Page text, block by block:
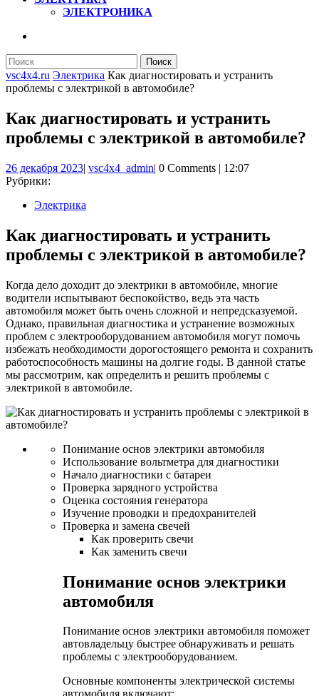
ЭЛЕКТРОНИКА
КНОПКА
Найти:
vsc4x4.ru Электрика Как диагностировать и устранить
проблемы с электрикой в автомобиле?
Как диагностировать и устранить
проблемы с электрикой в автомобиле?
26 декабря 202326
| vsc4x4_adminvsc4x4_admin
| 0 Comments | 12:07
Рубрики:
Электрика
Как диагностировать и устранить
проблемы с электрикой в автомобиле?
Когда дело доходит до электрики в автомобиле, многие
водители испытывают беспокойство, ведь эта часть
автомобиля может быть очень сложной и непредсказуемой.
Однако, правильная диагностика и устранение возможных
проблем с электрооборудованием автомобиля могут помочь
избежать необходимости дорогостоящего ремонта и сохранить
работоспособность машины на долгие годы. В данной статье
мы рассмотрим, как определить и решить проблемы с
электрикой в автомобиле.
Понимание основ электрики автомобиля
Использование вольтметра для диагностики
Начало диагностики с батареи
Проверка зарядного устройства
Оценка состояния генератора
Изучение проводки и предохранителей
Проверка и замена свечей
Как проверить свечи
Как заменить свечи
Понимание основ электрики
автомобиля
Понимание основ электрики автомобиля поможет
автовладельцу быстрее обнаруживать и решать
проблемы с электрооборудованием.
Основные компоненты электрической системы